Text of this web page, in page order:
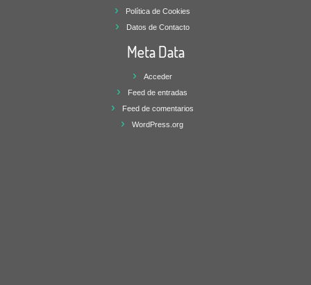
Política de Cookies
Datos de Contacto
Meta Data
Acceder
Feed de entradas
Feed de comentarios
WordPress.org